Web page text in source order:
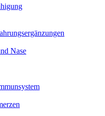
Nase